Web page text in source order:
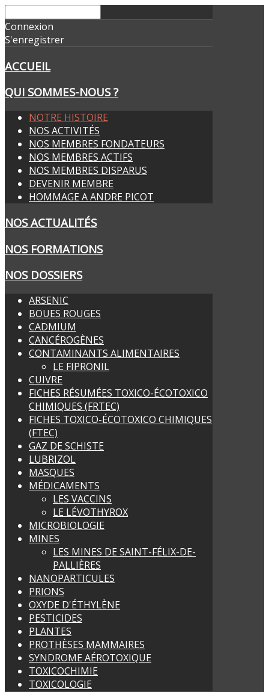
Connexion
S'enregistrer
ACCUEIL
QUI SOMMES-NOUS ?
NOTRE HISTOIRE
NOS ACTIVITÉS
NOS MEMBRES FONDATEURS
NOS MEMBRES ACTIFS
NOS MEMBRES DISPARUS
DEVENIR MEMBRE
HOMMAGE A ANDRE PICOT
NOS ACTUALITÉS
NOS FORMATIONS
NOS DOSSIERS
ARSENIC
BOUES ROUGES
CADMIUM
CANCÉROGÈNES
CONTAMINANTS ALIMENTAIRES
LE FIPRONIL
CUIVRE
FICHES RÉSUMÉES TOXICO-ÉCOTOXICO
CHIMIQUES (FRTEC)
FICHES TOXICO-ÉCOTOXICO CHIMIQUES
(FTEC)
GAZ DE SCHISTE
LUBRIZOL
MASQUES
MÉDICAMENTS
LES VACCINS
LE LÉVOTHYROX
MICROBIOLOGIE
MINES
LES MINES DE SAINT-FÉLIX-DE-
PALLIÈRES
NANOPARTICULES
PRIONS
OXYDE D'ÉTHYLÈNE
PESTICIDES
PLANTES
PROTHÈSES MAMMAIRES
SYNDROME AÉROTOXIQUE
TOXICOCHIMIE
TOXICOLOGIE